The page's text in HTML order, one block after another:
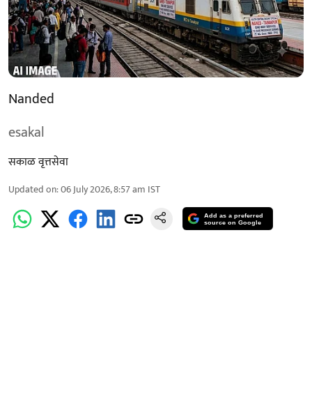
Nanded
esakal
सकाळ वृत्तसेवा
Updated on:06 July 2026, 8:57 am IST
Add as a preferred
source on Google